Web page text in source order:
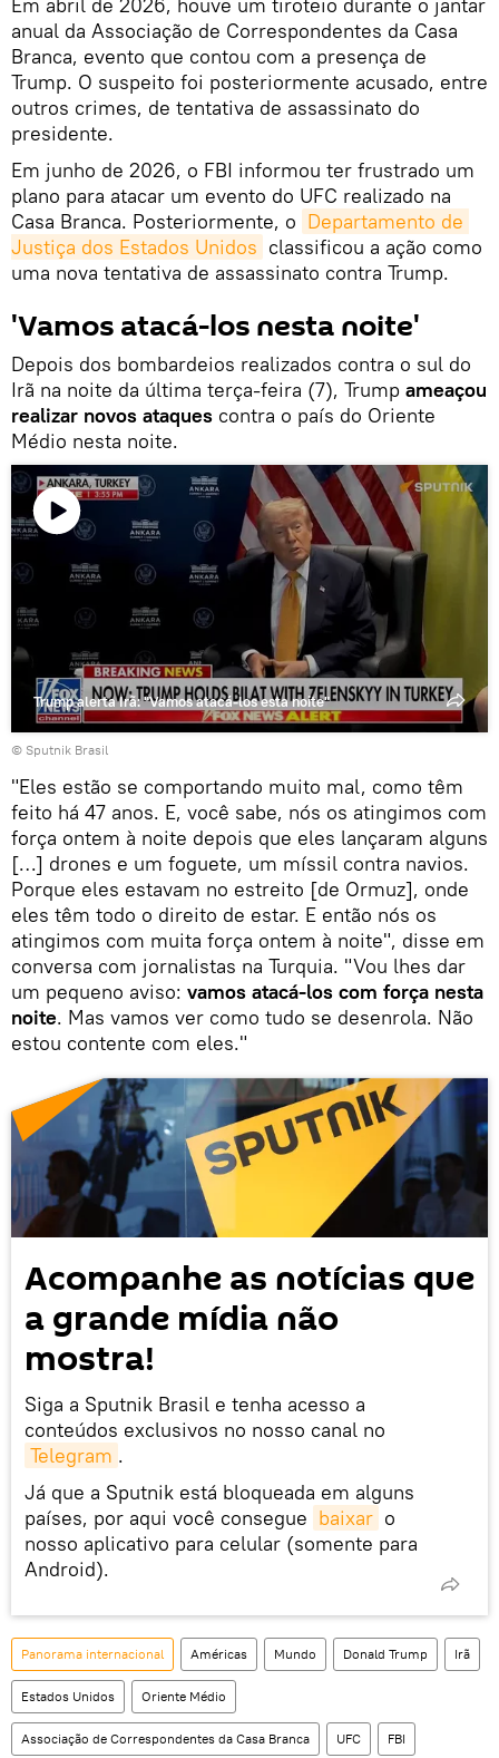
anual da Associação de Correspondentes da Casa
Branca, evento que contou com a presença de
Trump. O suspeito foi posteriormente acusado, entre
outros crimes, de tentativa de assassinato do
presidente.
Em junho de 2026, o FBI informou ter frustrado um
plano para atacar um evento do UFC realizado na
Casa Branca. Posteriormente, o Departamento de
Justiça dos Estados Unidos classificou a ação como
uma nova tentativa de assassinato contra Trump.
'Vamos atacá-los nesta noite'
Depois dos bombardeios realizados contra o sul do
Irã na noite da última terça-feira (7), Trump ameaçou
realizar novos ataques contra o país do Oriente
Médio nesta noite.
vídeo
Trump alerta Irã: "Vamos atacá-los esta noite"
© Sputnik Brasil
"Eles estão se comportando muito mal, como têm
feito há 47 anos. E, você sabe, nós os atingimos com
força ontem à noite depois que eles lançaram alguns
[…] drones e um foguete, um míssil contra navios.
Porque eles estavam no estreito [de Ormuz], onde
eles têm todo o direito de estar. E então nós os
atingimos com muita força ontem à noite", disse em
conversa com jornalistas na Turquia. "Vou lhes dar
um pequeno aviso: vamos atacá-los com força nesta
noite. Mas vamos ver como tudo se desenrola. Não
estou contente com eles."
Acompanhe as notícias que
a grande mídia não
mostra!
Siga a Sputnik Brasil e tenha acesso a
conteúdos exclusivos no nosso canal no
Telegram .
Já que a Sputnik está bloqueada em alguns
países, por aqui você consegue baixar o
nosso aplicativo para celular (somente para
Android).
Panorama internacional Américas Mundo Donald Trump Irã
Estados Unidos Oriente Médio
Associação de Correspondentes da Casa Branca UFC FBI